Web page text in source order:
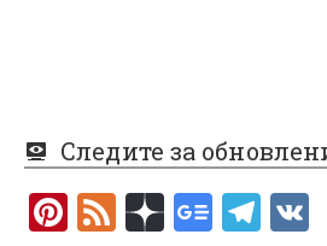
Следите за
Pi F